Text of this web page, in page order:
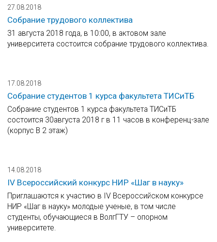
27.08.2018
Собрание трудового коллектива
31 августа 2018 года, в 10:00, в актовом зале
университета состоится собрание трудового коллектива.
17.08.2018
Собрание студентов 1 курса факультета ТИСиТБ
Собрание студентов 1 курса факультета ТИСиТБ
состоится 30августа 2018 г в 11 часов в конференц-зале
(корпус В 2 этаж)
14.08.2018
IV Всероссийский конкурс НИР «Шаг в науку»
Приглашаются к участию в IV Всероссийском конкурсе
НИР «Шаг в науку» молодые ученые, в том числе
студенты, обучающиеся в ВолгГТУ – опорном
университете.